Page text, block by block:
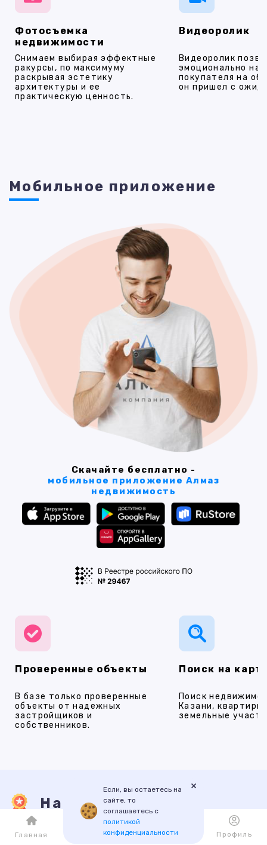
Фотосъемка
недвижимости
Снимаем выбирая эффектные
ракурсы, по максимуму
раскрывая эстетику
архитектуры и ее
практическую ценность.
Видеоролик
Видеоролик
эмоционально
покупателя на
он пришел с
Мобильное приложение
Скачайте бесплатно -
мобильное приложение Алмаз
недвижимость
Проверенные объекты
В базе только проверенные
объекты от надежных
застройщиков и
собственников.
Поиск на
Поиск
Казани,
земельные
Наши услуги
Если, вы остаетесь на
сайте, то
соглашаетесь с
политикой
конфиденциальности
×
Главная Каталог Избранное Профиль